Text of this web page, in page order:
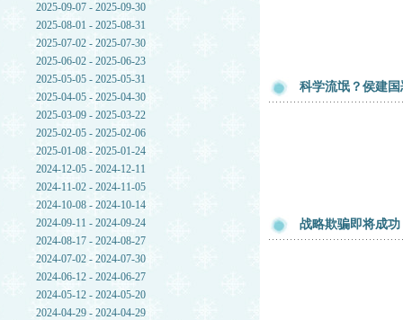
2025-09-07 - 2025-09-30
2025-08-01 - 2025-08-31
2025-07-02 - 2025-07-30
2025-06-02 - 2025-06-23
2025-05-05 - 2025-05-31
2025-04-05 - 2025-04-30
2025-03-09 - 2025-03-22
2025-02-05 - 2025-02-06
2025-01-08 - 2025-01-24
2024-12-05 - 2024-12-11
2024-11-02 - 2024-11-05
2024-10-08 - 2024-10-14
2024-09-11 - 2024-09-24
2024-08-17 - 2024-08-27
2024-07-02 - 2024-07-30
2024-06-12 - 2024-06-27
2024-05-12 - 2024-05-20
2024-04-29 - 2024-04-29
科学流氓？侯建
战略欺骗即将成功